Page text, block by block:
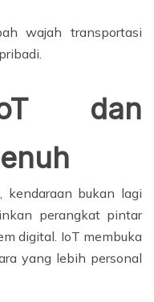
wajah transportasi
dan
, kendaraan bukan lagi
perangkat pintar
digital. IoT membuka
yang lebih personal